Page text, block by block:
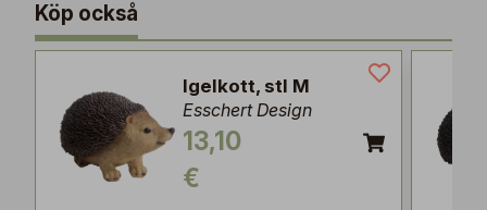
Köp också
Igelkott, stl M
Esschert Design
13,10
€